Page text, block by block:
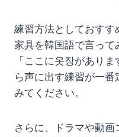
練習方法としておすす
家具を韓国語で言って
「ここに옷장があり
ら声に出す練習が一
みてください。
さらに、ドラマや動